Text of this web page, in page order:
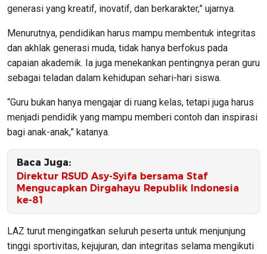
generasi yang kreatif, inovatif, dan berkarakter,” ujarnya.
Menurutnya, pendidikan harus mampu membentuk integritas
dan akhlak generasi muda, tidak hanya berfokus pada
capaian akademik. Ia juga menekankan pentingnya peran guru
sebagai teladan dalam kehidupan sehari-hari siswa.
“Guru bukan hanya mengajar di ruang kelas, tetapi juga harus
menjadi pendidik yang mampu memberi contoh dan inspirasi
bagi anak-anak,” katanya.
Baca Juga:
Direktur RSUD Asy-Syifa bersama Staf
Mengucapkan Dirgahayu Republik Indonesia
ke-81
LAZ turut mengingatkan seluruh peserta untuk menjunjung
tinggi sportivitas, kejujuran, dan integritas selama mengikuti